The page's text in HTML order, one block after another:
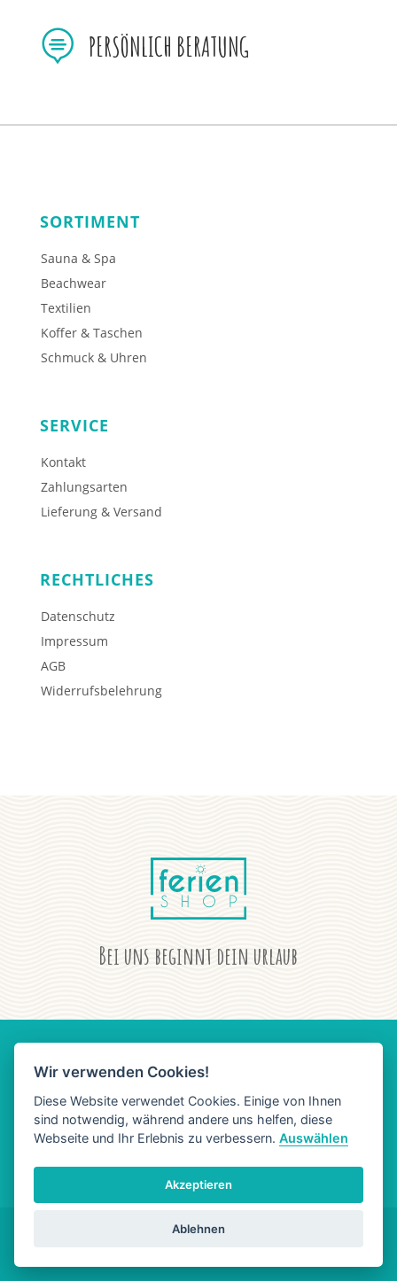
 PERSÖNLICH BERATUNG
SORTIMENT
Sauna & Spa
Beachwear
Textilien
Koffer & Taschen
Schmuck & Uhren
SERVICE
Kontakt
Zahlungsarten
Lieferung & Versand
RECHTLICHES
Datenschutz
Impressum
AGB
Widerrufsbelehrung
Bei uns beginnt dein urlaub
AGB DATENSCHUTZ
Wir verwenden Cookies!
Diese Website verwendet Cookies. Einige von Ihnen
sind notwendig, während andere uns helfen, diese
Webseite und Ihr Erlebnis zu verbessern.Auswählen
Akzeptieren
Ablehnen